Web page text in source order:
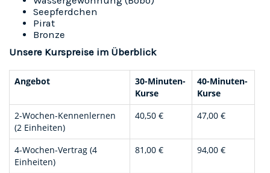
Seepferdchen
Pirat
Bronze
Unsere Kurspreise im Überblick
Angebot
30-Minuten-
Kurse
40-Minuten-
Kurse
2-Wochen-Kennenlernen
(2 Einheiten)
40,50 € 47,00 €
4-Wochen-Vertrag (4
Einheiten)
81,00 € 94,00 €